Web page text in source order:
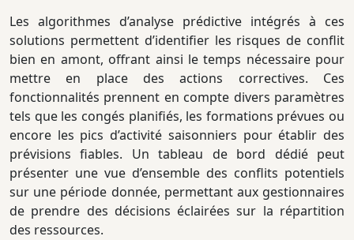
Les algorithmes d’analyse prédictive intégrés à ces
solutions permettent d’identifier les risques de conflit
bien en amont, offrant ainsi le temps nécessaire pour
mettre en place des actions correctives. Ces
fonctionnalités prennent en compte divers paramètres
tels que les congés planifiés, les formations prévues ou
encore les pics d’activité saisonniers pour établir des
prévisions fiables. Un tableau de bord dédié peut
présenter une vue d’ensemble des conflits potentiels
sur une période donnée, permettant aux gestionnaires
de prendre des décisions éclairées sur la répartition
des ressources.